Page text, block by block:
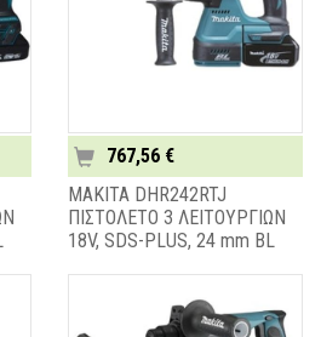
767,56 €
MAKITA DHR242RTJ
ΠΙΣΤΟΛΕΤΟ 3 ΛΕΙΤΟΥΡΓΙΩΝ
18V, SDS-PLUS, 24 mm BL